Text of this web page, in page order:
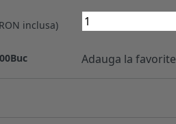
inclusa)
Adauga la favorite